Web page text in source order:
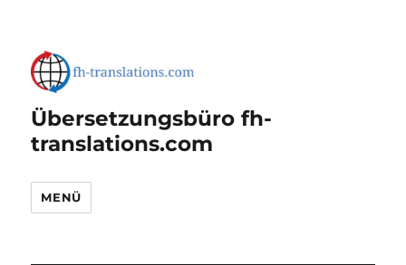
Übersetzungsbüro fh-
translations.com
MENÜ